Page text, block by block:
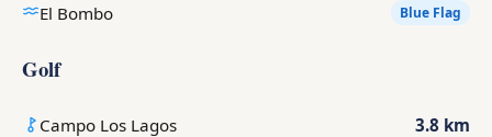
El Bombo Blue Flag
Golf
Campo Los Lagos 3.8 km